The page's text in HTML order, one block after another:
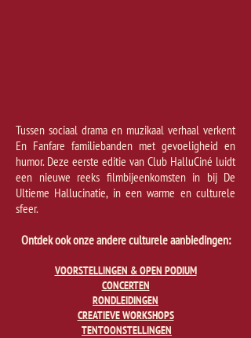
Tussen sociaal drama en muzikaal verhaal verkent
En Fanfare familiebanden met gevoeligheid en
humor. Deze eerste editie van Club HalluCiné luidt
een nieuwe reeks filmbijeenkomsten in bij De
Ultieme Hallucinatie, in een warme en culturele
sfeer.
Ontdek ook onze andere culturele aanbiedingen:
VOORSTELLINGEN & OPEN PODIUM
CONCERTEN
RONDLEIDINGEN
CREATIEVE WORKSHOPS
TENTOONSTELLINGEN